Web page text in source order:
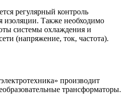
регулярный контроль
изоляции. Также необходимо
системы охлаждения и
(напряжение, ток, частота).
производит
трансформаторы.